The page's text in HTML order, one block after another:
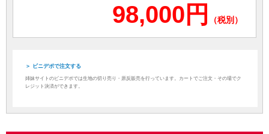
98,000円 （税別）
＞ ビニデポで注文する
姉妹サイトのビニデポでは生地の切り売り・原反販売を行っています。カートでご注文・その場でク
レジット決済ができます。